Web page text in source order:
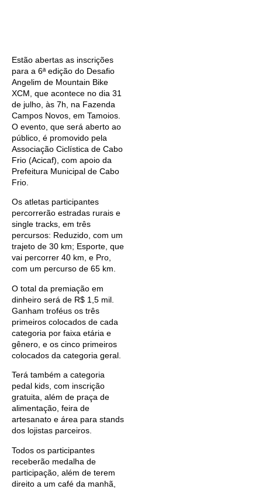
Estão abertas as inscrições
para a 6ª edição do Desafio
Angelim de Mountain Bike
XCM, que acontece no dia 31
de julho, às 7h, na Fazenda
Campos Novos, em Tamoios.
O evento, que será aberto ao
público, é promovido pela
Associação Ciclística de Cabo
Frio (Acicaf), com apoio da
Prefeitura Municipal de Cabo
Frio.
Os atletas participantes
percorrerão estradas rurais e
single tracks, em três
percursos: Reduzido, com um
trajeto de 30 km; Esporte, que
vai percorrer 40 km, e Pro,
com um percurso de 65 km.
O total da premiação em
dinheiro será de R$ 1,5 mil.
Ganham troféus os três
primeiros colocados de cada
categoria por faixa etária e
gênero, e os cinco primeiros
colocados da categoria geral.
Terá também a categoria
pedal kids, com inscrição
gratuita, além de praça de
alimentação, feira de
artesanato e área para stands
dos lojistas parceiros.
Todos os participantes
receberão medalha de
participação, além de terem
direito a um café da manhã,